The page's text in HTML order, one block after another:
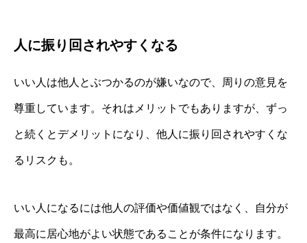
人に振り回されやすくなる
いい人は他人とぶつかるのが嫌いなので、周りの意見を
尊重しています。それはメリットでもありますが、ずっ
と続くとデメリットになり、他人に振り回されやすくな
るリスクも。
いい人になるには他人の評価や価値観ではなく、自分が
最高に居心地がよい状態であることが条件になります。